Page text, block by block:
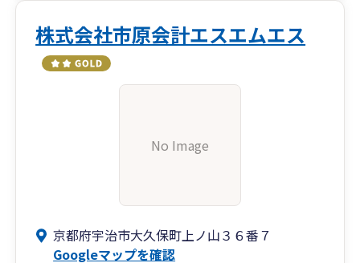
株式会社市原会計エスエムエス
No Image
京都府宇治市大久保町上ノ山３６番７
Googleマップを確認